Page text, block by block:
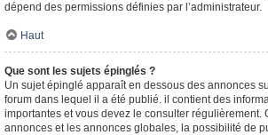
dépend des permissions définies par l’administrateur.
Haut
Que sont les sujets épinglés ?
Un sujet épinglé apparaît en dessous des annonces
forum dans lequel il a été publié. il contient des
importantes et vous devez le consulter régulièrement.
annonces et les annonces globales, la possibilité de